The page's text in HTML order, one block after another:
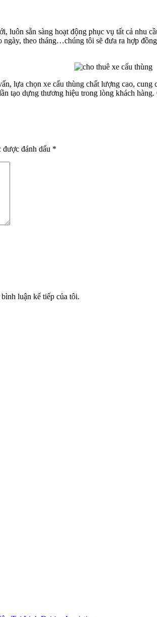
luôn sẵn sàng hoạt động phục vụ tất cả nhu
theo tháng…chúng tôi sẽ đưa ra hợp
lựa chọn xe cẩu thùng chất lượng cao,
tạo dựng thương hiệu trong lòng khách
được đánh dấu *
luận kế tiếp của tôi.